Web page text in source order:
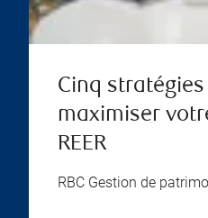
Cinq
maximiser
REER
RBC Gestion de